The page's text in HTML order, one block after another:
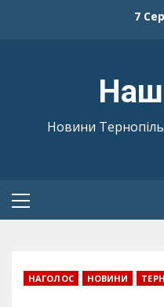
7
Новини
Primary
НАГОЛОС НОВИНИ